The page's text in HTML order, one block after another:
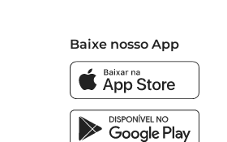
Baixe nosso App